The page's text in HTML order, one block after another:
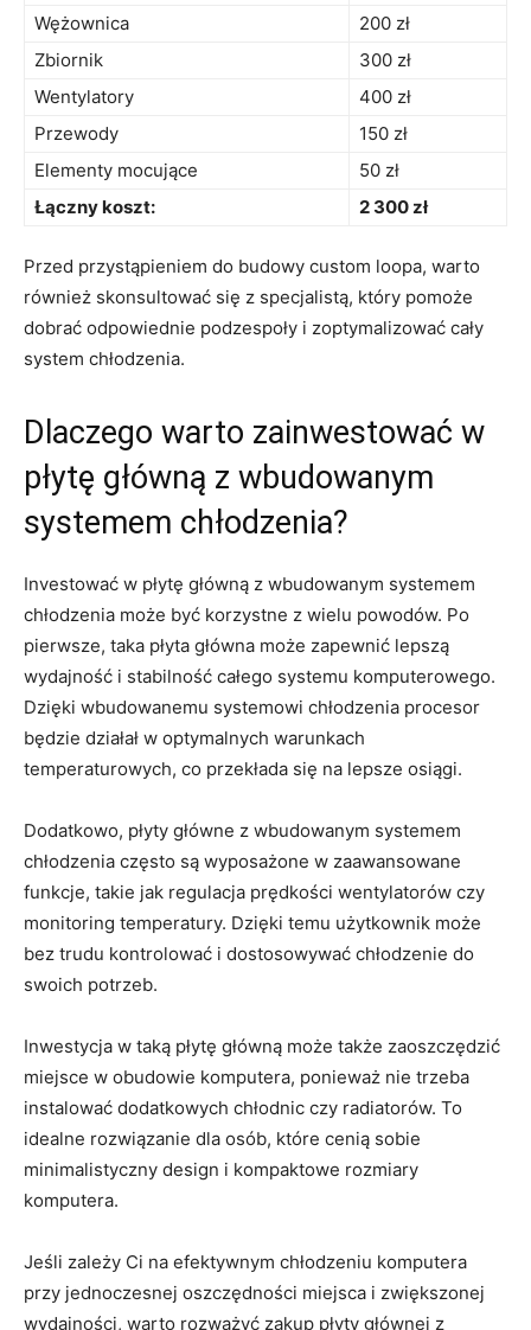
Wężownica
200 zł
Zbiornik
300 zł
Wentylatory
400 zł
Przewody
150 zł
Elementy mocujące
50 zł
Łączny koszt:
2 300‍ zł
Przed przystąpieniem ‌do budowy custom‌ loopa, warto
również​ skonsultować się​ z specjalistą, który‌ pomoże
dobrać odpowiednie ​podzespoły i ⁤zoptymalizować cały
system chłodzenia.
Dlaczego warto zainwestować w
płytę główną⁣ z ⁢wbudowanym
systemem chłodzenia?
Investować ‍w płytę główną z wbudowanym ⁤systemem
chłodzenia może być korzystne z ‌wielu powodów. Po
⁤pierwsze, taka płyta główna może ​zapewnić lepszą
wydajność i ⁢stabilność ​całego systemu komputerowego.‍
Dzięki wbudowanemu systemowi chłodzenia procesor
będzie działał w optymalnych warunkach
temperaturowych, co przekłada⁤ się ⁣na lepsze osiągi.
Dodatkowo, płyty główne z wbudowanym systemem
chłodzenia często są wyposażone w zaawansowane
funkcje,‌ takie jak⁣ regulacja prędkości wentylatorów czy
monitoring ⁢temperatury. Dzięki temu użytkownik‍ może⁢
bez trudu kontrolować i dostosowywać chłodzenie do
swoich ⁤potrzeb.
Inwestycja w taką‍ płytę ‌główną może także zaoszczędzić
miejsce w‌ obudowie komputera, ponieważ nie trzeba
instalować dodatkowych⁢ chłodnic czy radiatorów. ‌To
idealne rozwiązanie dla osób, które ⁤cenią sobie‌
minimalistyczny design i kompaktowe rozmiary
komputera.
Jeśli zależy Ci na efektywnym chłodzeniu komputera
przy jednoczesnej oszczędności miejsca i ‌zwiększonej
wydajności, warto rozważyć zakup płyty głównej z